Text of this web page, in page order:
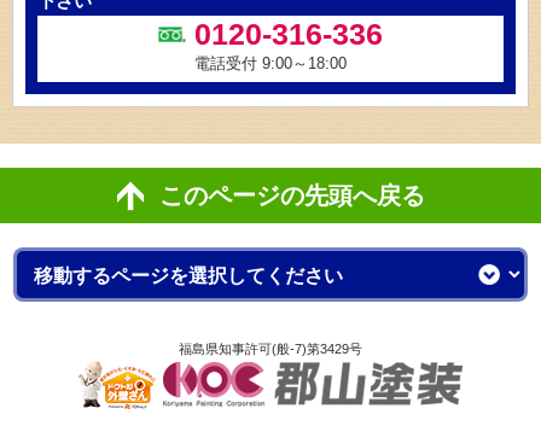
0120-316-336
電話受付 9:00～18:00
このページの先頭へ戻る
福島県知事許可(般-7)第3429号